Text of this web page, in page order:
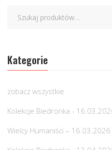
Kategorie
zobacz wszystkie
Kolekcje Biedronka -
Wielcy Humaniści – 16.03.2026